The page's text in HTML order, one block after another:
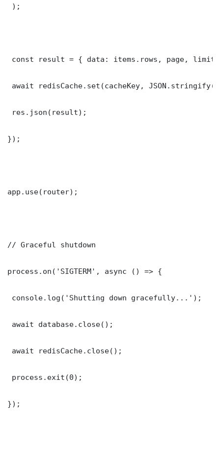
);
const result = { data: items.rows, page,
await redisCache.set(cacheKey,
res.json(result);
});
app.use(router);
// Graceful shutdown
process.on('SIGTERM', async () => {
console.log('Shutting down gracefully...');
await database.close();
await redisCache.close();
process.exit(0);
});